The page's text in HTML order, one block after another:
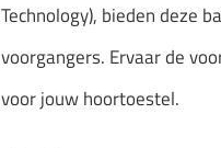
Technology), bieden deze
voorgangers. Ervaar de
voor jouw hoortoestel.